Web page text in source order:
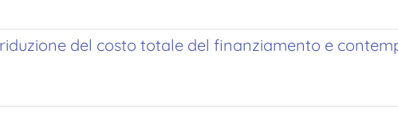
del costo totale del finanziamento e